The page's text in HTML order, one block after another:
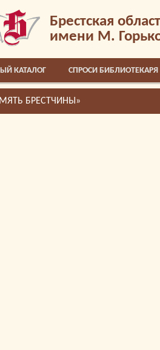
Брестская
имени М.
КАТАЛОГ СПРОСИ БИБЛИОТЕКАРЯ
БРЕСТЧИНЫ»